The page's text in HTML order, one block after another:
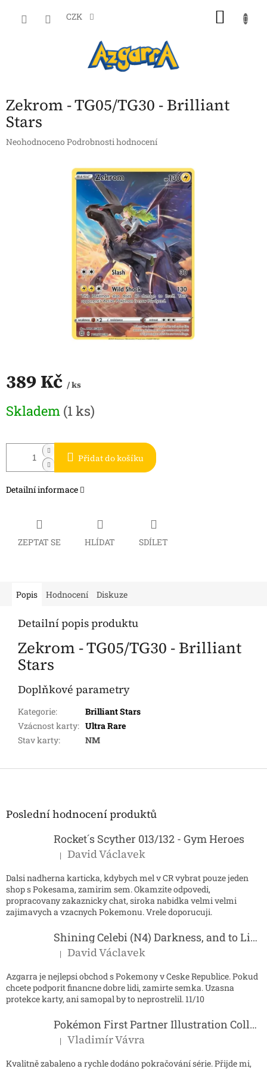
CZK
Zekrom - TG05/TG30 - Brilliant
Stars
Průměrné
Neohodnoceno Podrobnosti hodnocení
389 Kč / ks
cena:
Skladem (1 ks)
Přidat do košíku
Detailní informace
ZEPTAT SE HLÍDAT SDÍLET
Popis Hodnocení Diskuze
Detailní popis produktu
Zekrom - TG05/TG30 - Brilliant
Stars
Doplňkové parametry
Kategorie:
Brilliant Stars
Vzácnost karty: Ultra Rare
Stav karty: NM
Z
Poslední hodnocení produktů
Rocket´s Scyther 013/132 - Gym Heroes
Hodnocení produktu je 5 z 5 hvězdiček.
| David Václavek
Dalsi nadherna karticka, kdybych mel v CR vybrat pouze jeden
shop s Pokesama, zamirim sem. Okamzite odpovedi,
propracovany zakaznicky chat, siroka nabidka velmi velmi
zajimavych a vzacnych Pokemonu. Vrele doporucuji.
Shining Celebi (N4) Darkness, and to Light...
Hodnocení produktu je 5 z 5 hvězdiček.
| David Václavek
Azgarra je nejlepsi obchod s Pokemony v Ceske Republice. Pokud
chcete podporit financne dobre lidi, zamirte semka. Uzasna
protekce karty, ani samopal by to neprostrelil. 11/10
Pokémon First Partner Illustration Collection - Series 2
Hodnocení produktu je 5 z 5 hvězdiček.
| Vladimír Vávra
Kvalitně zabaleno a rychle dodáno pokračování série. Přijde mi,